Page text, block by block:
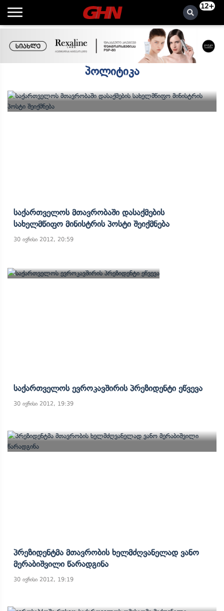
12+
პოლიტიკა
Საქართველოს Მთავრობაში Დასაქმების
Სახელმწიფო Მინისტრის Პოსტი Შეიქმნება
30 ივნისი 2012, 20:59
Საქართველოს Ევროკავშირის Პრეზიდენტი Ეწვევა
30 ივნისი 2012, 19:39
Პრეზიდენტმა Მთავრობის Ხელმძღვანელად Ვანო
Მერაბიშვილი Წარადგინა
30 ივნისი 2012, 19:19